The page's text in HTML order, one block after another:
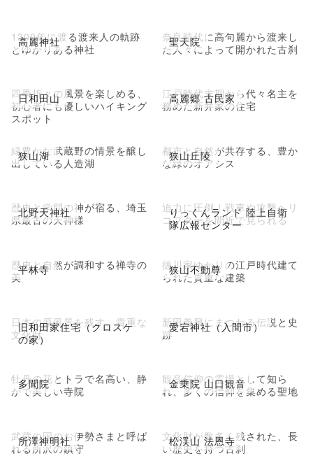
高麗神社
1300年に渡る渡来人の軌跡
とゆかりある神社
聖天院
奈良時代に高句麗から渡来し
た人々によって開かれた古刹
日和田山
四季折々の風景を楽しめる、
初心者にも優しいハイキング
スポット
高麗郷 古民家
江戸時代末期から代々名主を
務めた新井家の住宅
狭山湖
緑豊かな武蔵野の情景を醸し
出している人造湖
狭山丘陵
都市と自然が共存する、豊か
な緑のオアシス
北野天神社
歴史と学問の神が宿る、埼玉
県最古の天神様
りっくんランド 陸上自衛
隊広報センター
迫力に圧倒！戦車や攻撃ヘリ
コプターを間近で見られる
平林寺
歴史と自然が調和する禅寺の
美
狭山不動尊
徳川家ゆかりの江戸時代建て
られた貴重な建築
旧和田家住宅（クロスケ
の家）
日本の原風景を残す、貴重な
文化財
愛宕神社（入間市）
新田義興にまつわる伝説と史
跡
多聞院
牡丹の花とトラで名高い、静
かで美しい寺院
金乗院 山口観音
観音信仰の霊場として知ら
れ、多くの信仰を集める聖地
所澤神明社
武蔵の国のお伊勢さまと呼ば
れる所沢の鎮守
松渓山 法恩寺
文化財が数多く残された、長
い歴史を持つ古刹